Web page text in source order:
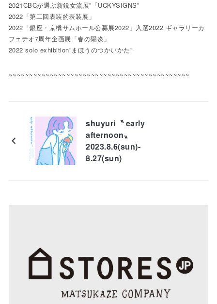
2021CBCが選ぶ新鋭女流展”「UCKYSIGNS”
2022「第二回表装的表装展」
2022「銀座・京橋サムホール公募展2022」入選2022 ギャラリーカ
フェテオ7周年企画展「春の陽炎」
2022 solo exhibition”まほうのつかいかた”
~~~~~~~~~~~~~~~~~~~~~~~~~~~~~~~~~~~~~~~~~~~~
shuyuri〝 early
afternoon〟
2023.8.6(sun)-
8.27(sun)